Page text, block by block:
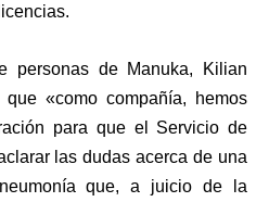
personas de Manuka, Kilian
«como compañía, hemos
para que el Servicio de
las dudas acerca de una
que, a juicio de la